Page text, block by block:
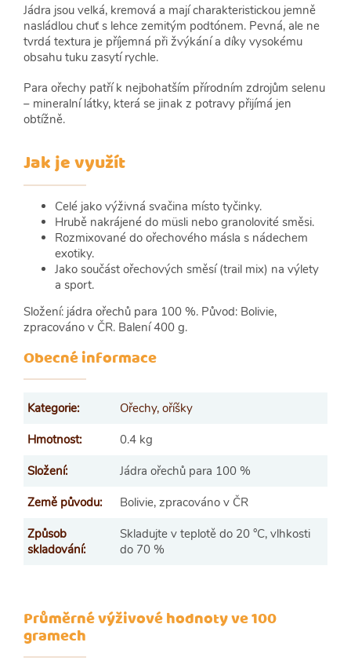
Jádra jsou velká, kremová a mají charakteristickou jemně
nasládlou chuť s lehce zemitým podtónem. Pevná, ale ne
tvrdá textura je příjemná při žvýkání a díky vysokému
obsahu tuku zasytí rychle.
Para ořechy patří k nejbohatším přírodním zdrojům selenu
– mineralní látky, která se jinak z potravy přijímá jen
obtížně.
Jak je využít
Celé jako výživná svačina místo tyčinky.
Hrubě nakrájené do müsli nebo granolovité směsi.
Rozmixované do ořechového másla s nádechem
exotiky.
Jako součást ořechových směsí (trail mix) na výlety
a sport.
Složení: jádra ořechů para 100 %. Původ: Bolivie,
zpracováno v ČR. Balení 400 g.
Obecné informace
Kategorie:
Ořechy, oříšky
Hmotnost:
0.4 kg
Složení:
Jádra ořechů para 100 %
Země původu:
Bolivie, zpracováno v ČR
Způsob
skladování:
Skladujte v teplotě do 20 °C, vlhkosti
do 70 %
Průměrné výživové hodnoty ve 100
gramech